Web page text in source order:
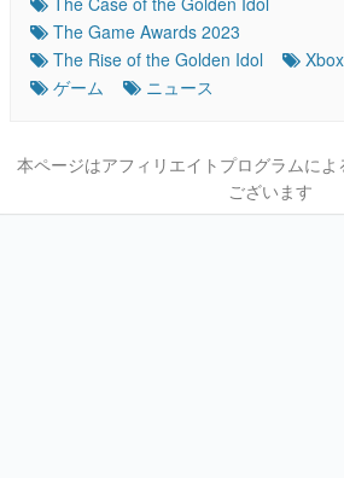
The Game Awards 2023
The Rise of the Golden Idol
Xbox
ゲーム
ニュース
本ページはアフィリエイトプログラムに
ございます